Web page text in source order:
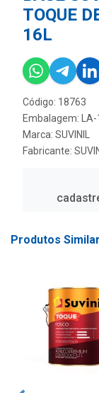
TOQUE
16L
Código: 18763
Embalagem: LA-
Marca: SUVINIL
Fabricante:
Produtos